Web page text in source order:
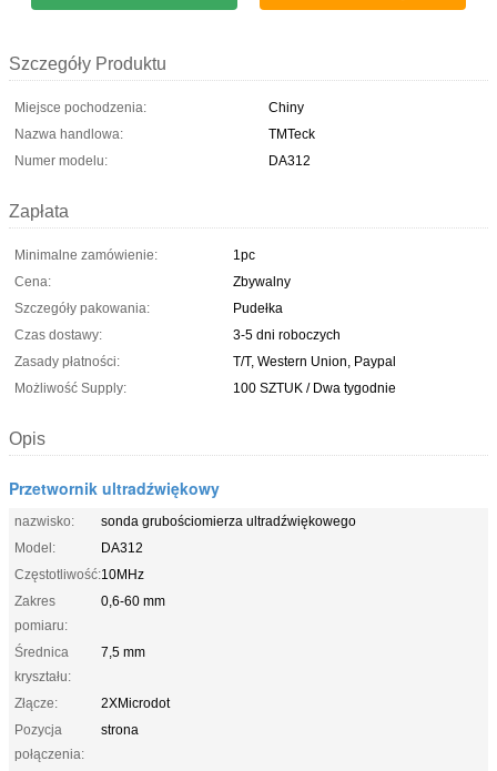
Szczegóły Produktu
Miejsce pochodzenia:
Chiny
Nazwa handlowa:
TMTeck
Numer modelu:
DA312
Zapłata
Minimalne zamówienie:
1pc
Cena:
Zbywalny
Szczegóły pakowania:
Pudełka
Czas dostawy:
3-5 dni roboczych
Zasady płatności:
T/T, Western Union, Paypal
Możliwość Supply:
100 SZTUK / Dwa tygodnie
Opis
Przetwornik ultradźwiękowy
nazwisko:
sonda grubościomierza ultradźwiękowego
Model:
DA312
Częstotliwość:10MHz
Zakres
pomiaru:
0,6-60 mm
Średnica
kryształu:
7,5 mm
Złącze:
2XMicrodot
Pozycja
połączenia:
strona